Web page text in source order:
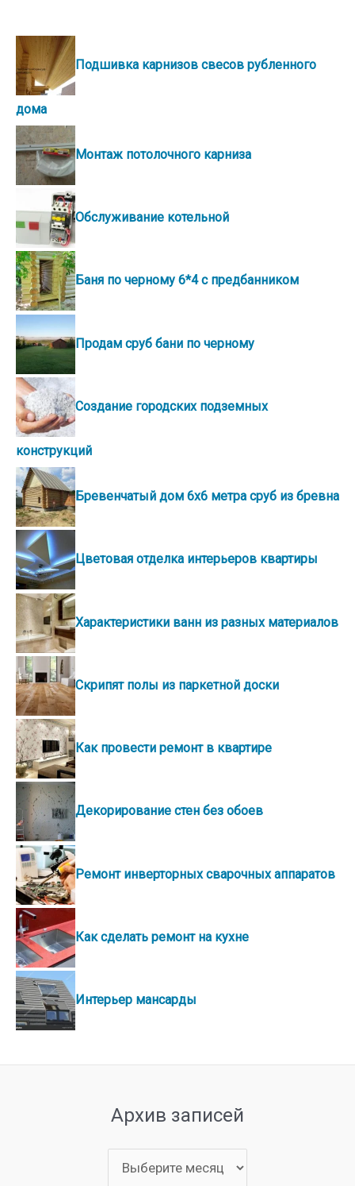
Подшивка карнизов свесов рубленного
дома
Монтаж потолочного карниза
Обслуживание котельной
Баня по черному 6*4 с предбанником
Продам сруб бани по черному
Создание городских подземных
конструкций
Бревенчатый дом 6х6 метра сруб из бревна
Цветовая отделка интерьеров квартиры
Характеристики ванн из разных материалов
Скрипят полы из паркетной доски
Как провести ремонт в квартире
Декорирование стен без обоев
Ремонт инверторных сварочных аппаратов
Как сделать ремонт на кухне
Интерьер мансарды
Архив записей
записей